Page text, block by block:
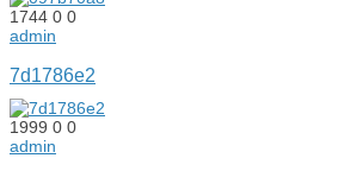
1744 0 0
admin
7d1786e2
1999 0 0
admin